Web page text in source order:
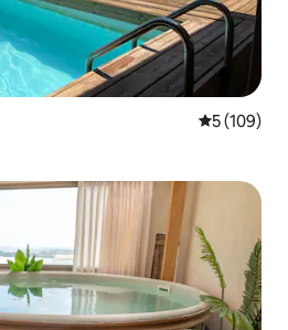
Průměrné
5 (109)